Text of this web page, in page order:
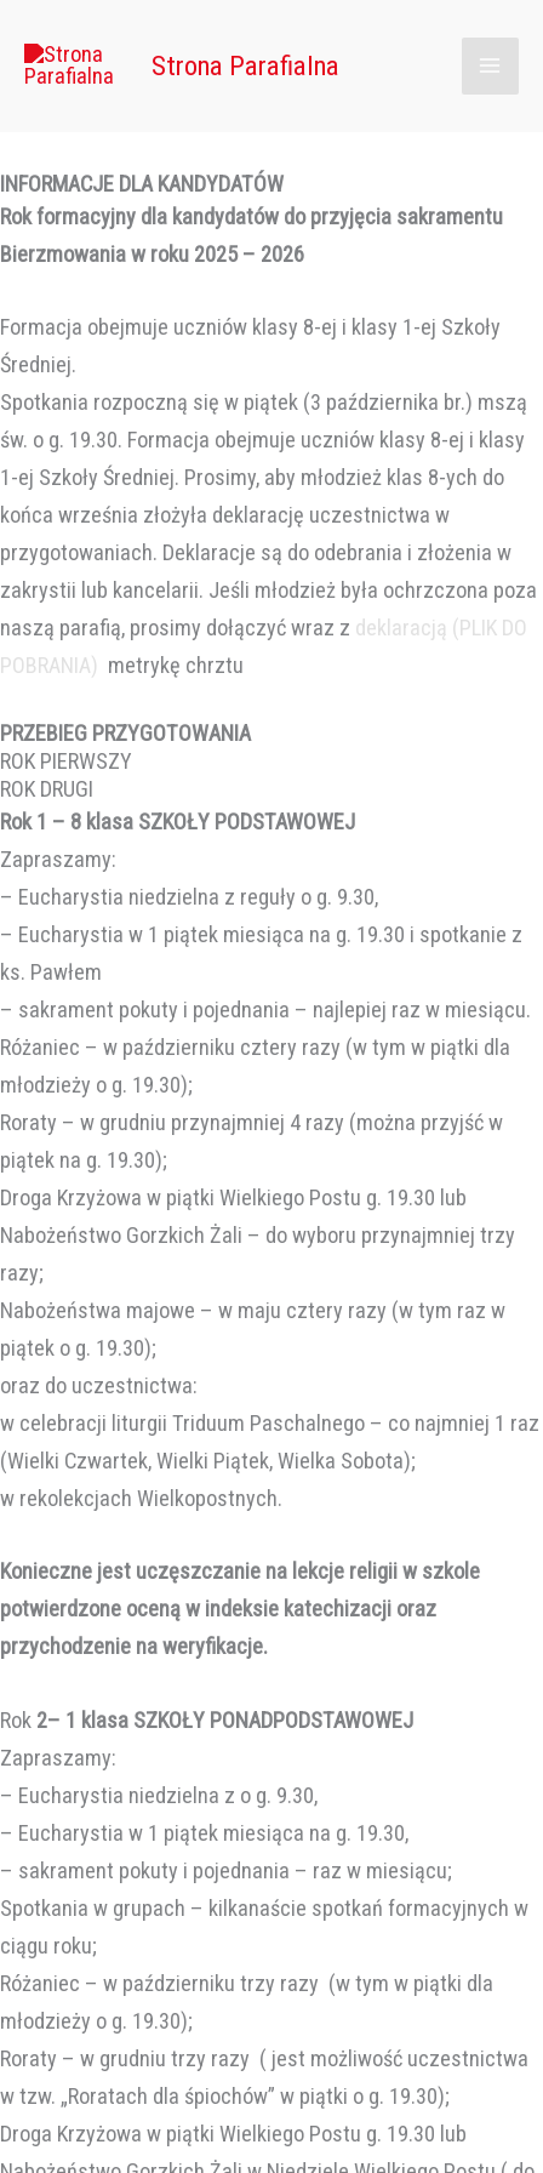
Strona Parafialna
Main
INFORMACJE DLA KANDYDATÓW
Rok formacyjny dla kandydatów do przyjęcia sakramentu
Bierzmowania w roku 2025 – 2026
Formacja obejmuje uczniów klasy 8-ej i klasy 1-ej Szkoły
Średniej.
Spotkania rozpoczną się w piątek (3 października br.) mszą
św. o g. 19.30. Formacja obejmuje uczniów klasy 8-ej i klasy
1-ej Szkoły Średniej. Prosimy, aby młodzież klas 8-ych do
końca września złożyła deklarację uczestnictwa w
przygotowaniach. Deklaracje są do odebrania i złożenia w
zakrystii lub kancelarii. Jeśli młodzież była ochrzczona poza
naszą parafią, prosimy dołączyć wraz z deklaracją (PLIK DO
POBRANIA) metrykę chrztu
PRZEBIEG PRZYGOTOWANIA
ROK PIERWSZY
ROK DRUGI
Rok 1 – 8 klasa SZKOŁY PODSTAWOWEJ
Zapraszamy:
– Eucharystia niedzielna z reguły o g. 9.30,
– Eucharystia w 1 piątek miesiąca na g. 19.30 i spotkanie z
ks. Pawłem
– sakrament pokuty i pojednania – najlepiej raz w miesiącu.
Różaniec – w październiku cztery razy (w tym w piątki dla
młodzieży o g. 19.30);
Roraty – w grudniu przynajmniej 4 razy (można przyjść w
piątek na g. 19.30);
Droga Krzyżowa w piątki Wielkiego Postu g. 19.30 lub
Nabożeństwo Gorzkich Żali – do wyboru przynajmniej trzy
razy;
Nabożeństwa majowe – w maju cztery razy (w tym raz w
piątek o g. 19.30);
oraz do uczestnictwa:
w celebracji liturgii Triduum Paschalnego – co najmniej 1 raz
(Wielki Czwartek, Wielki Piątek, Wielka Sobota);
w rekolekcjach Wielkopostnych.
Konieczne jest uczęszczanie na lekcje religii w szkole
potwierdzone oceną w indeksie katechizacji oraz
przychodzenie na weryfikacje.
Rok 2– 1 klasa SZKOŁY PONADPODSTAWOWEJ
Zapraszamy:
– Eucharystia niedzielna z o g. 9.30,
– Eucharystia w 1 piątek miesiąca na g. 19.30,
– sakrament pokuty i pojednania – raz w miesiącu;
Spotkania w grupach – kilkanaście spotkań formacyjnych w
ciągu roku;
Różaniec – w październiku trzy razy (w tym w piątki dla
młodzieży o g. 19.30);
Roraty – w grudniu trzy razy ( jest możliwość uczestnictwa
w tzw. „Roratach dla śpiochów” w piątki o g. 19.30);
Droga Krzyżowa w piątki Wielkiego Postu g. 19.30 lub